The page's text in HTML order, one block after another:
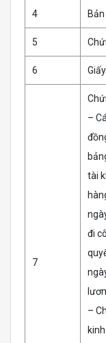
4
5
6
7
–
tài
đi
–